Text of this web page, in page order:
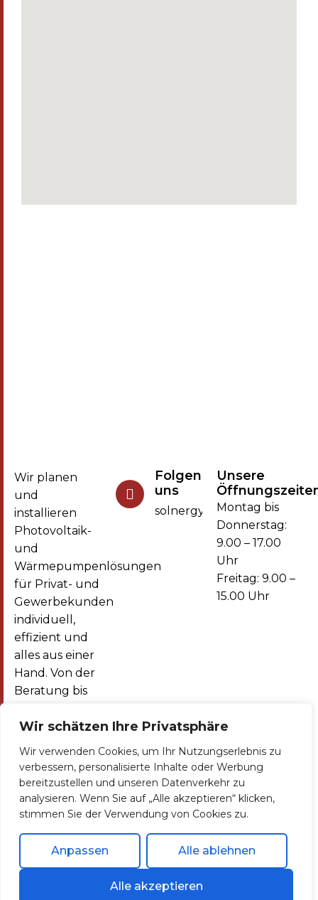
Wir schätzen Ihre Privatsphäre
Wir verwenden Cookies, um Ihr Nutzungserlebnis zu
verbessern, personalisierte Inhalte oder Werbung
bereitzustellen und unseren Datenverkehr zu
analysieren. Wenn Sie auf „Alle akzeptieren“ klicken,
stimmen Sie der Verwendung von Cookies zu.
Anpassen Alle ablehnen
Alle akzeptieren
Wir planen
und
installieren
Photovoltaik-
und
Wärmepumpenlösungen
für Privat- und
Gewerbekunden
individuell,
effizient und
alles aus einer
Hand. Von der
Beratung bis
Telefon
+49 (0)
8131 77
99 473
Email
info@solnergy.solar
Folgen Sie
uns
solnergy.solar
Unsere
Montag bis
Donnerstag:
9.00 – 17.00
Uhr
Freitag: 9.00 –
15.00 Uhr
Home Photovoltaik Wärmepumpe
Kontakt
Referenzen
Impressum Datenschutzerklärung
SolNergy GmbH Copyright © 2026 All Rights
Reserved. created byOST Web&Support